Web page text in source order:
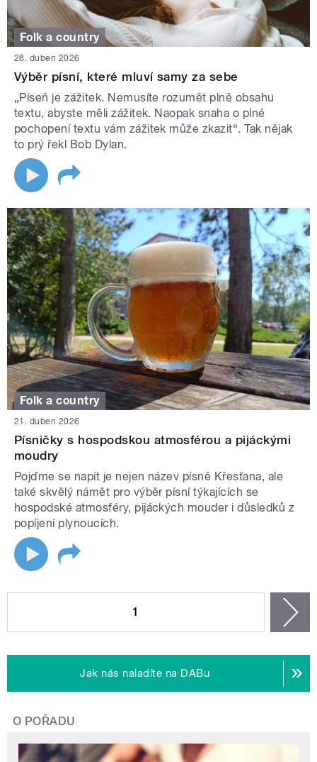
Folk a country
28. duben 2026
Výběr písní, které mluví samy za sebe
„Píseň je zážitek. Nemusíte rozumět plně obsahu
textu, abyste měli zážitek. Naopak snaha o plné
pochopení textu vám zážitek může zkazit“. Tak nějak
to prý řekl Bob Dylan.
Folk a country
21. duben 2026
Písničky s hospodskou atmosférou a pijáckými
moudry
Pojďme se napít je nejen název písně Křesťana, ale
také skvělý námět pro výběr písní týkajících se
hospodské atmosféry, pijáckých mouder i důsledků z
popíjení plynoucích.
1
Jak nás naladíte na DABu
O POŘADU